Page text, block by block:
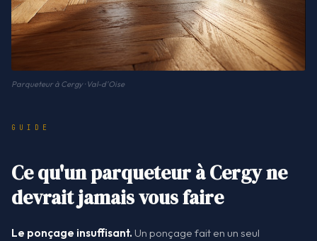
Parqueteur à Cergy · Val-d'Oise
GUIDE
Ce qu'un parqueteur à Cergy ne
devrait jamais vous faire
Le ponçage insuffisant. Un ponçage fait en un seul